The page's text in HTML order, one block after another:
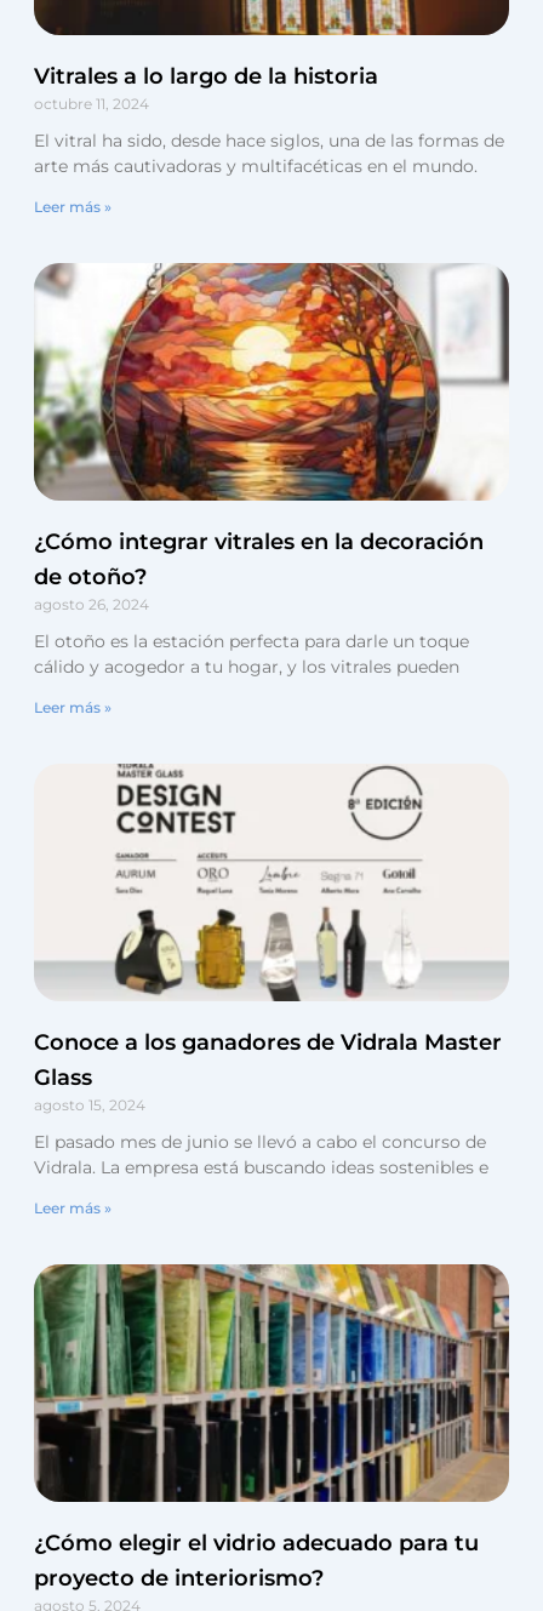
Vitrales a lo largo de la historia
octubre 11, 2024
El vitral ha sido, desde hace siglos, una de las formas de
arte más cautivadoras y multifacéticas en el mundo.
Leer más »
¿Cómo integrar vitrales en la decoración
de otoño?
agosto 26, 2024
El otoño es la estación perfecta para darle un toque
cálido y acogedor a tu hogar, y los vitrales pueden
Leer más »
Conoce a los ganadores de Vidrala Master
Glass
agosto 15, 2024
El pasado mes de junio se llevó a cabo el concurso de
Vidrala. La empresa está buscando ideas sostenibles e
Leer más »
¿Cómo elegir el vidrio adecuado para tu
proyecto de interiorismo?
agosto 5, 2024